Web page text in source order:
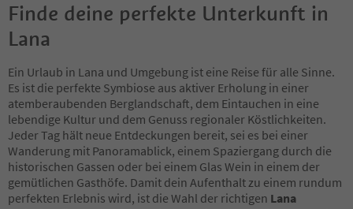
Finde deine perfekte Unterkunft in
Lana
Ein Urlaub in Lana und Umgebung ist eine Reise für alle Sinne.
Es ist die perfekte Symbiose aus aktiver Erholung in einer
atemberaubenden Berglandschaft, dem Eintauchen in eine
lebendige Kultur und dem Genuss regionaler Köstlichkeiten.
Jeder Tag hält neue Entdeckungen bereit, sei es bei einer
Wanderung mit Panoramablick, einem Spaziergang durch die
historischen Gassen oder bei einem Glas Wein in einem der
gemütlichen Gasthöfe. Damit dein Aufenthalt zu einem rundum
perfekten Erlebnis wird, ist die Wahl der richtigen Lana